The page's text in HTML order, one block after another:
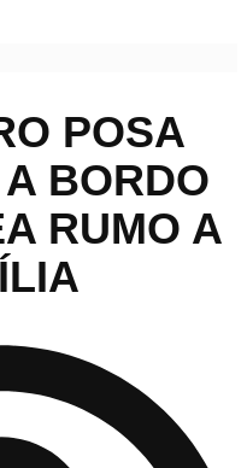
POSA
BORDO
RUMO A